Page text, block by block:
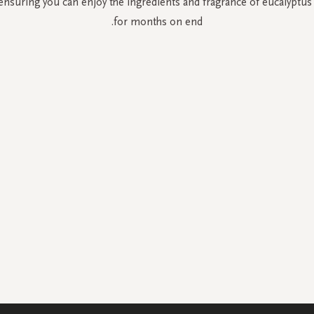
for months on end.